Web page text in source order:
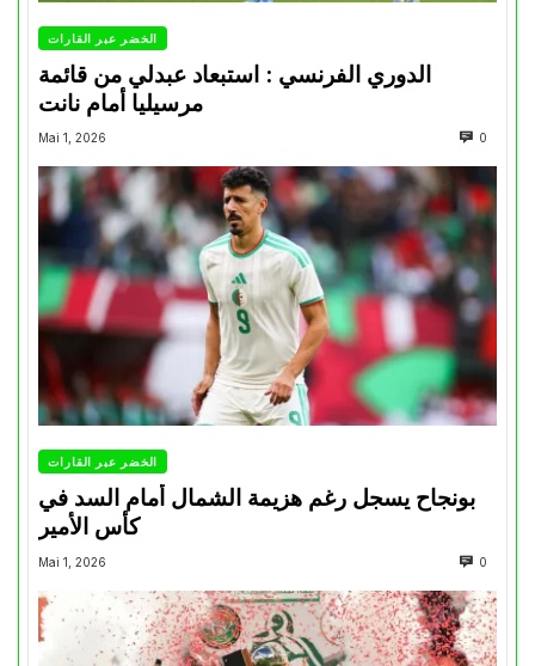
الخضر عبر القارات
الدوري الفرنسي : استبعاد عبدلي من قائمة
مرسيليا أمام نانت
Mai 1, 2026 0
الخضر عبر القارات
بونجاح يسجل رغم هزيمة الشمال أمام السد في
كأس الأمير
Mai 1, 2026 0